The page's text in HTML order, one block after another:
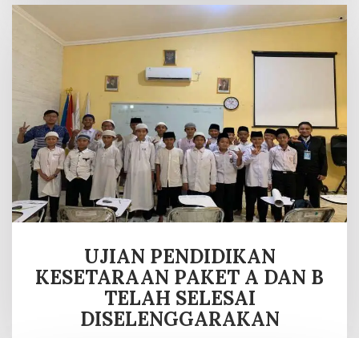
UJIAN PENDIDIKAN
KESETARAAN PAKET A DAN B
TELAH SELESAI
DISELENGGARAKAN